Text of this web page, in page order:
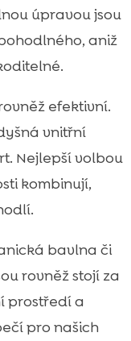
úpravou jsou
aniž
efektivní.
vnitřní
Nejlepší volbou
kombinují,
bavlna či
rovněž stojí za
prostředí a
pro našich